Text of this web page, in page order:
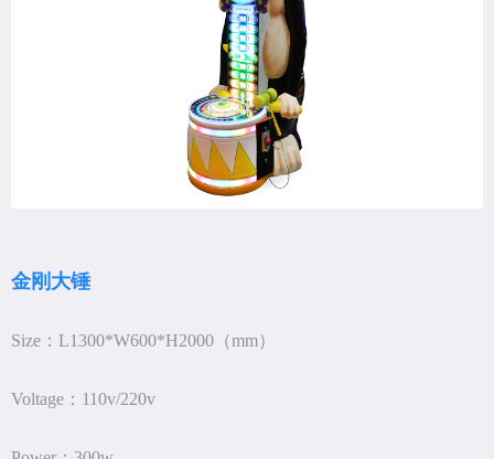
金刚大锤
Size：L1300*W600*H2000（mm）
Voltage：110v/220v